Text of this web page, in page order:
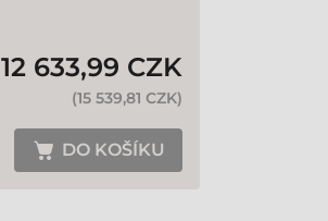
12 633,99 CZK
(15 539,81 CZK)
DO KOŠÍKU